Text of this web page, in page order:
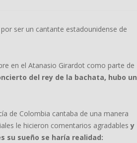
ser un cantante estadounidense de
en el Atanasio Girardot como parte de
del rey de la bachata, hubo un
de Colombia cantaba de una manera
le hicieron comentarios agradables y
su sueño se haría realidad: